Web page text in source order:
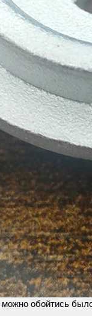
обойтись